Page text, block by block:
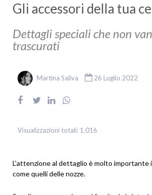
Gli accessori della tua
Dettagli speciali che non
trascurati
Martina Saliva 26 Luglio 2022
Visualizzazioni totali: 1.016
L’attenzione al dettaglio è molto importante
come quelli delle nozze.